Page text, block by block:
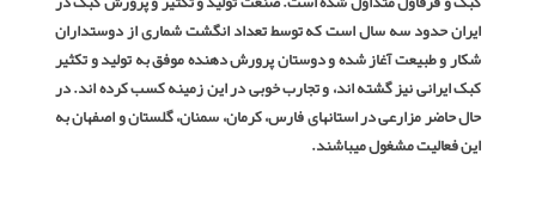
ایران حدود سه سال است که توسط تعداد انگشت شماری از دوستداران
شکار و طبیعت آغاز شده و دوستان پرورش دهنده موفق به تولید و تکثیر
کبک ایرانی نیز گشته اند، و تجارب خوبی در این زمینه کسب کرده اند. در
حال حاضر مزارعی در استانهای فارس، کرمان، سمنان، گلستان و اصفهان به
این فعالیت مشغول میباشند.